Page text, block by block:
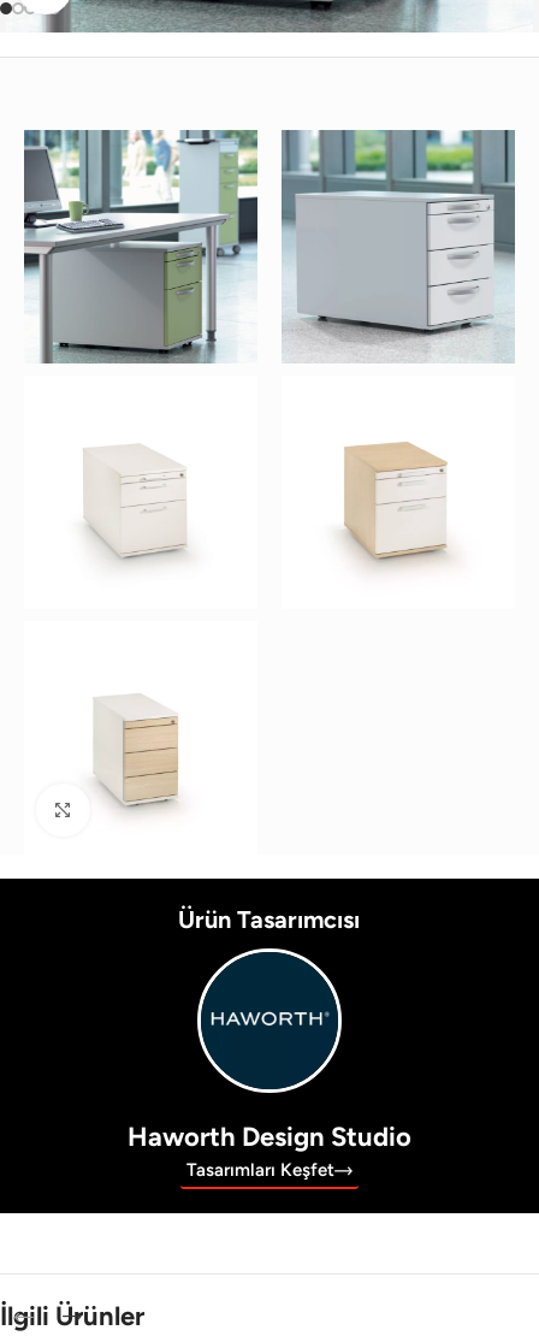
Büyütmek için tıklayın
Ürün Tasarımcısı
Haworth Design Studio
Tasarımları Keşfet
İlgili Ürünler